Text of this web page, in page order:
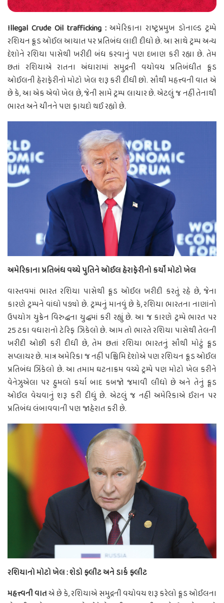
Illegal Crude Oil trafficking :અમેરિકાના રાષ્ટ્રપ્રમુખ ડોનાલ્ડ ટ્રમ્પે
રશિયન ક્રૂડ ઓઈલ આયાત પર પ્રતિબંધ લાદી દીધો છે. આ સાથે ટ્રમ્પ અન્ય
દેશોને રશિયા પાસેથી ખરીદી બંધ કરવાનું પણ દબાણ કરી રહ્યા છે. તેમ
છતાં રશિયાએ રાતના અંધારામાં સમુદ્રની વચોવચ પ્રતિબંધીત ક્રૂડ
ઓઈલની હેરાફેરીનો મોટો ખેલ શરૂ કરી દીધી છો. સૌથી મહત્ત્વની વાત એ
છે કે, આ એક એવો ખેલ છે, જેની સામે ટ્રમ્પ લાચાર છે. એટલું જ નહીં તેનાથી
ભારત અને ચીનને પણ ફાયદો થઈ રહ્યો છે.
અમેરિકાના પ્રતિબંધ વચ્ચે પુતિને ઓઈલ હેરાફેરીનો કર્યો મોટો ખેલ
વાસ્તવમાં ભારત રશિયા પાસેથી ક્રૂડ ઓઈલ ખરીદી કરતું રહે છે, જેના
કારણે ટ્રમ્પને વાંધો પડ્યો છે. ટ્રમ્પનું માનવું છે કે, રશિયા ભારતના નાણાંનો
ઉપયોગ યુક્રેન વિરુદ્ધના યુદ્ધમાં કરી રહ્યું છે. આ જ કારણે ટ્રમ્પે ભારત પર
25 ટકા વધારાનો ટેરિફ ઝિકેલો છે. આમ તો ભારતે રશિયા પાસેથી તેલની
ખરીદી ઓછી કરી દીધી છે, તેમ છતાં રશિયા ભારતનું સૌથી મોટું ક્રૂડ
સપ્લાયર છે. માત્ર અમેરિકા જ નહીં પશ્ચિમિ દેશોએ પણ રશિયન ક્રૂડ ઓઈલ
પ્રતિબંધ ઝિંકેલો છે. આ તમામ ઘટનાક્રમ વચ્ચે ટ્રમ્પે પણ મોટો ખેલ કરીને
વેનેઝુએલા પર હુમલો કર્યા બાદ કબજો જમાવી લીધો છે અને તેનું ક્રૂડ
ઓઈલ વેચવાનું શરૂ કરી દીધું છે. એટલું જ નહીં અમેરિકાએ ઈરાન પર
પ્રતિબંધ લંબાવવાની પણ જાહેરાત કરી છે.
રશિયાનો મોટો ખેલ : શેડો ફ્લીટ અને ડાર્ક ફ્લીટ
મહત્ત્વની વાતએ છે કે, રશિયાએ સમુદ્રની વચોવચ શરૂ કરેલો ક્રૂડ ઓઈલના